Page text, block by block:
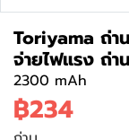
Toriyama ถ่า
จ่ายไฟแรง ถ่
2300 mAh
฿234